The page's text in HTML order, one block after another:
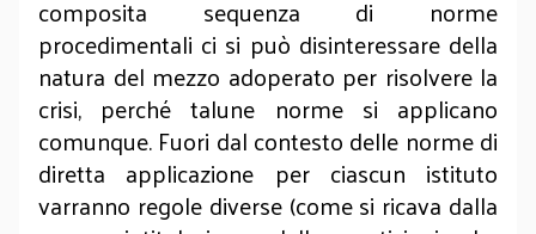
composita sequenza di norme
procedimentali ci si può disinteressare della
natura del mezzo adoperato per risolvere la
crisi, perché talune norme si applicano
comunque. Fuori dal contesto delle norme di
diretta applicazione per ciascun istituto
varranno regole diverse (come si ricava dalla